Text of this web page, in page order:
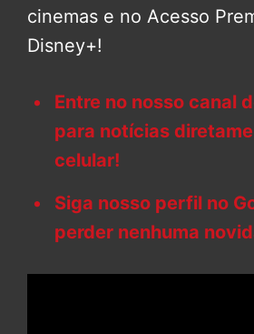
cinemas e no Acesso
Disney+!
Entre no nosso canal
para notícias
celular!
Siga nosso perfil no
perder nenhuma